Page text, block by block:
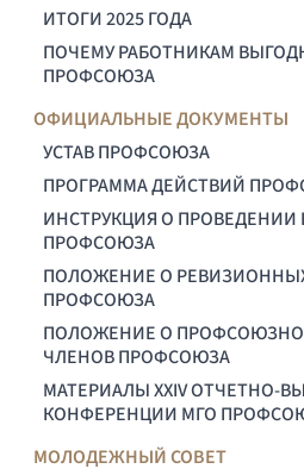
ИТОГИ 2025 ГОДА
ПОЧЕМУ РАБОТНИКАМ
ПРОФСОЮЗА
ОФИЦИАЛЬНЫЕ ДОКУМЕНТЫ
УСТАВ ПРОФСОЮЗА
ПРОГРАММА ДЕЙСТВИЙ
ИНСТРУКЦИЯ О
ПРОФСОЮЗА
ПОЛОЖЕНИЕ О
ПРОФСОЮЗА
ПОЛОЖЕНИЕ О
ЧЛЕНОВ ПРОФСОЮЗА
МАТЕРИАЛЫ XXIV ОТЧЕТНО-
КОНФЕРЕНЦИИ МГО
МОЛОДЕЖНЫЙ СОВЕТ